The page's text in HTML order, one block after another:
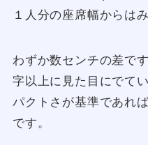
１人分の座席幅からは
わずか数センチの差で
字以上に見た目にでて
パクトさが基準であれ
です。